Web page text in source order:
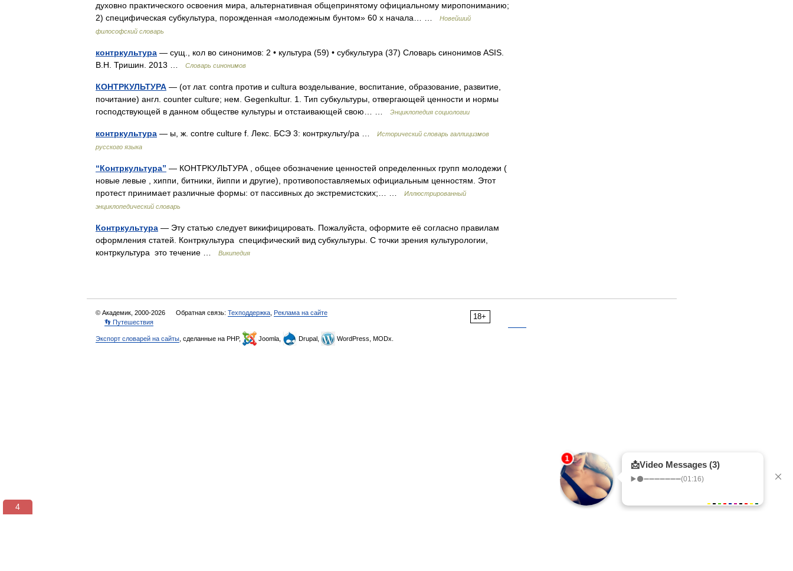
духовно практического освоения мира, альтернативная общепринятому официальному миропониманию;
2) специфическая субкультура, порожденная «молодежным бунтом» 60 х начала… …
Новейший
философский словарь
контркультура — сущ., кол во синонимов: 2 • культура (59) • субкультура (37) Словарь синонимов ASIS.
В.Н. Тришин. 2013 …
Словарь синонимов
КОНТРКУЛЬТУРА — (от лат. contra против и cultura возделывание, воспитание, образование, развитие,
почитание) англ. counter culture; нем. Gegenkultur. 1. Тип субкультуры, отвергающей ценности и нормы
господствующей в данном обществе культуры и отстаивающей свою… …
Энциклопедия социологии
контркультура — ы, ж. contre culture f. Лекс. БСЭ 3: контркульту/ра …
Исторический словарь галлицизмов
русского языка
“Контркультура” — КОНТРКУЛЬТУРА , общее обозначение ценностей определенных групп молодежи (
новые левые , хиппи, битники, йиппи и другие), противопоставляемых официальным ценностям. Этот
протест принимает различные формы: от пассивных до экстремистских;… …
Иллюстрированный
энциклопедический словарь
Контркультура — Эту статью следует викифицировать. Пожалуйста, оформите её согласно правилам
оформления статей. Контркультура специфический вид субкультуры. С точки зрения культурологии,
контркультура это течение …
Википедия
18+
© Академик, 2000-2026 Обратная связь: Техподдержка Реклама на сайте
👣 Путешествия
Экспорт словарей на сайты , сделанные на PHP, Joomla, Drupal, WordPress, MODx.
3